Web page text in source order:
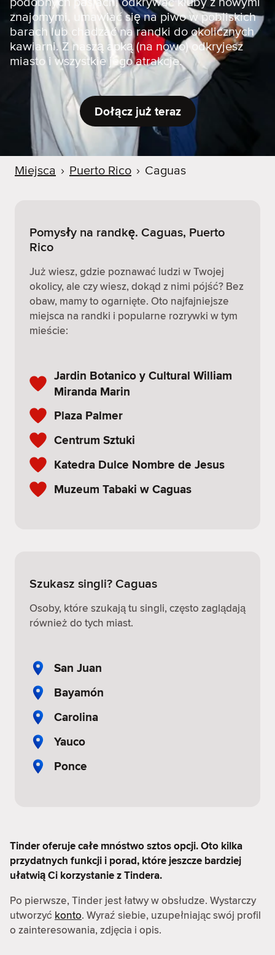
podobnych pasjach, odkrywać kluby z nowymi
znajomymi, umawiać się na piwo w pobliskich
barach lub chadzać na randki do okolicznych
kawiarni. Z naszą apką (na nowo) odkryjesz
miasto i wszystkie jego atrakcje.
Dołącz już teraz
Miejsca › Puerto Rico › Caguas
Pomysły na randkę. Caguas, Puerto
Rico
Już wiesz, gdzie poznawać ludzi w Twojej
okolicy, ale czy wiesz, dokąd z nimi pójść? Bez
obaw, mamy to ogarnięte. Oto najfajniejsze
miejsca na randki i popularne rozrywki w tym
mieście:
Jardin Botanico y Cultural William
Miranda Marin
Plaza Palmer
Centrum Sztuki
Katedra Dulce Nombre de Jesus
Muzeum Tabaki w Caguas
Szukasz singli? Caguas
Osoby, które szukają tu singli, często zaglądają
również do tych miast.
San Juan
Bayamón
Carolina
Yauco
Ponce
Tinder oferuje całe mnóstwo sztos opcji. Oto kilka
przydatnych funkcji i porad, które jeszcze bardziej
ułatwią Ci korzystanie z Tindera.
Po pierwsze, Tinder jest łatwy w obsłudze. Wystarczy
utworzyć konto. Wyraź siebie, uzupełniając swój profil
o zainteresowania, zdjęcia i opis.